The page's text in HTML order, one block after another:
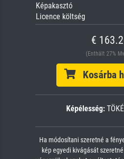
Képakasztó
Licence költség
€
(Enthält 27%
Kosárba
Képélesség:
Ha módosítani szeretné a
kép egyedi kivágását